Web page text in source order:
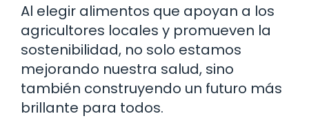
Al elegir alimentos que apoyan a los
agricultores locales y promueven la
sostenibilidad, no solo estamos
mejorando nuestra salud, sino
también construyendo un futuro más
brillante para todos.